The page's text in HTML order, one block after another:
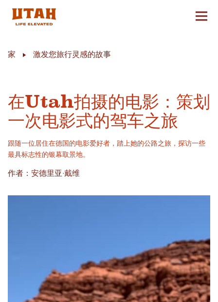
切换
家 激发您旅行灵感的故事
在Utah拍摄的电影：策划
一次电影式的驾车之旅
跟随一位居住在德国的电影爱好者，踏上她的公路之旅，探访一些
最具标志性的银幕取景地。
作者：安德里亚·戴维